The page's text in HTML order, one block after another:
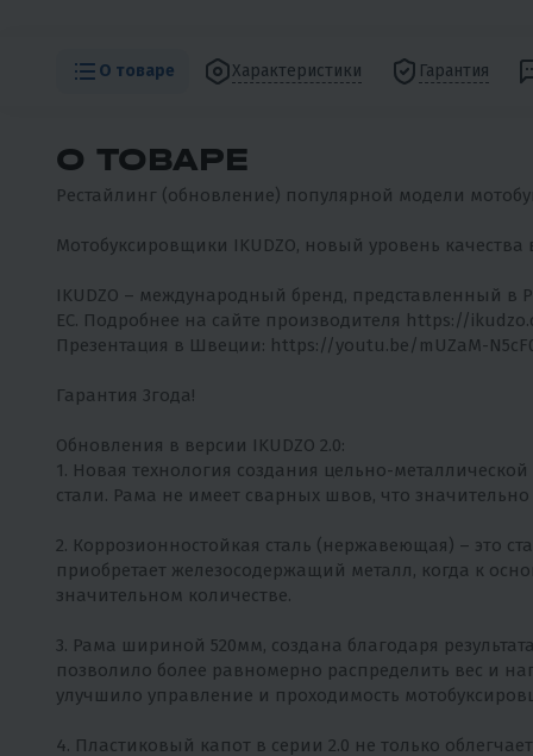
О товаре Характеристики Гарантия
О ТОВАРЕ
Рестайлинг (обновление) популярной модели
Мотобуксировщики IKUDZO, новый уровень качества
IKUDZO – международный бренд, представленный в
ЕС. Подробнее на сайте производителя https://
Презентация в Швеции: https://youtu.be/mUZaM-
Гарантия 3года!
Обновления в версии IKUDZO 2.0:
1. Новая технология создания цельно-
стали. Рама не имеет сварных швов, что
2. Коррозионностойкая сталь (нержавеющая) – это
приобретает железосодержащий металл, когда к
значительном количестве.
3. Рама шириной 520мм, создана благодаря
позволило более равномерно распределить вес и
улучшило управление и проходимость
4. Пластиковый капот в серии 2.0 не только